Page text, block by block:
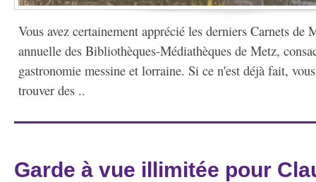
Vous avez certainement apprécié les derniers Carnets de
annuelle des Bibliothèques-Médiathèques de Metz,
gastronomie messine et lorraine. Si ce n'est déjà fait,
trouver des ..
Garde à vue illimitée pour